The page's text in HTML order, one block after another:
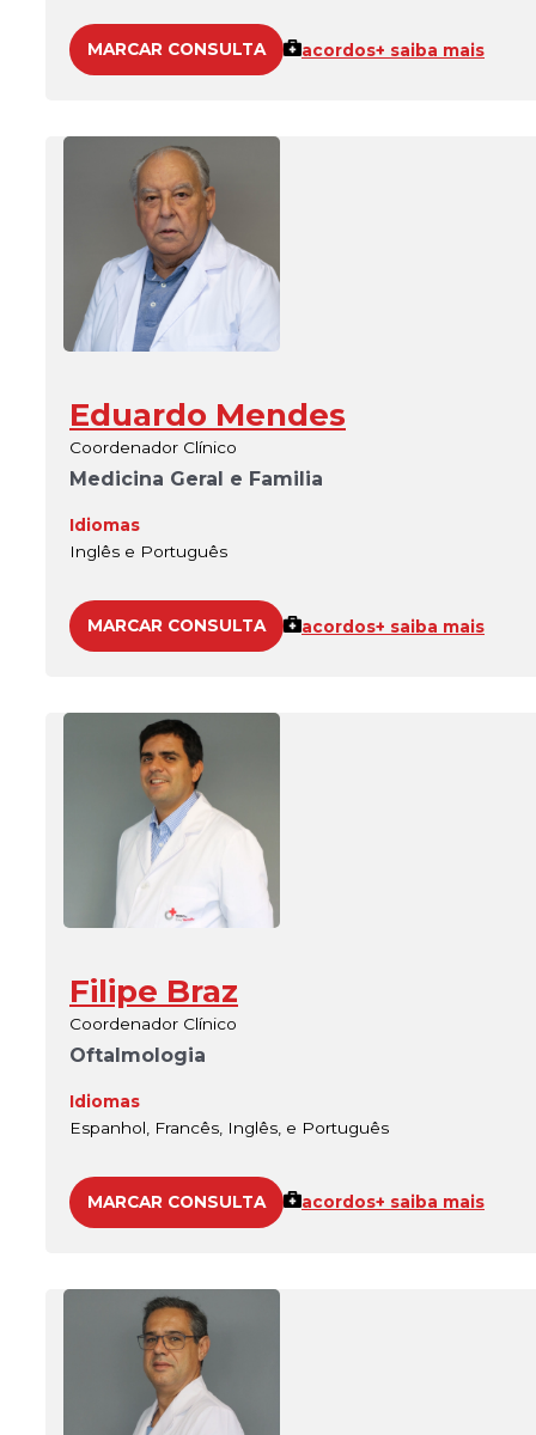
MARCAR CONSULTA acordos+ saiba mais
Eduardo Mendes
Coordenador Clínico
Medicina Geral e Familia
Idiomas
Inglês e Português
MARCAR CONSULTA acordos+ saiba mais
Filipe Braz
Coordenador Clínico
Oftalmologia
Idiomas
Espanhol, Francês, Inglês, e Português
MARCAR CONSULTA acordos+ saiba mais